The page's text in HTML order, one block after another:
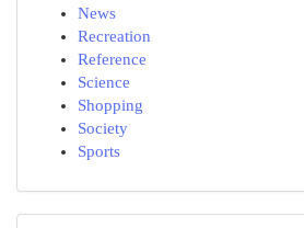
News
Recreation
Reference
Science
Shopping
Society
Sports